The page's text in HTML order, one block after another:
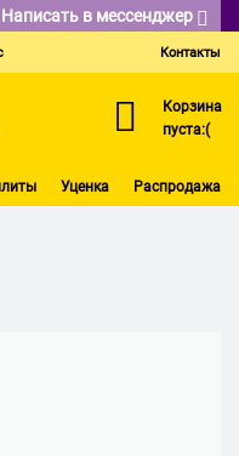
Написать в мессенджер
Контакты
Корзина
пуста:(
Уценка Распродажа